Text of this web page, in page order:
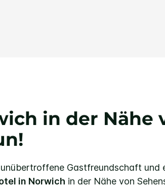
in der Nähe
Gastfreundschaft und
in Norwich in der Nähe von